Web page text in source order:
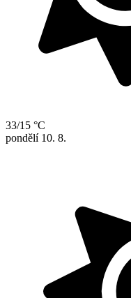
33/15 °C
pondělí 10. 8.